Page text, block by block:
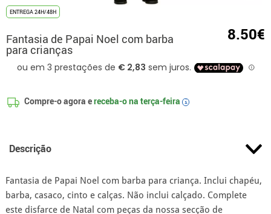
ENTREGA 24H/48H
Fantasia de Papai Noel com barba
para crianças
8.50€
Compre-o agora ereceba-o na terça-feira i
Descrição
Fantasia de Papai Noel com barba para criança. Inclui chapéu,
barba, casaco, cinto e calças. Não inclui calçado. Complete
este disfarce de Natal com peças da nossa secção de